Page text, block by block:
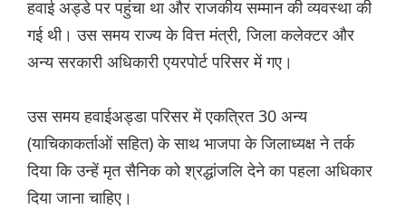
हवाई अड्डे पर पहुंचा था और राजकीय सम्मान की व्यवस्था की
गई थी। उस समय राज्य के वित्त मंत्री, जिला कलेक्टर और
अन्य सरकारी अधिकारी एयरपोर्ट परिसर में गए।
उस समय हवाईअड्डा परिसर में एकत्रित 30 अन्य
(याचिकाकर्ताओं सहित) के साथ भाजपा के जिलाध्यक्ष ने तर्क
दिया कि उन्हें मृत सैनिक को श्रद्धांजलि देने का पहला अधिकार
दिया जाना चाहिए।